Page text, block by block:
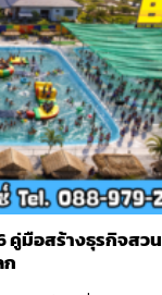
คู่มือสร้างธุรกิจสวน
ก